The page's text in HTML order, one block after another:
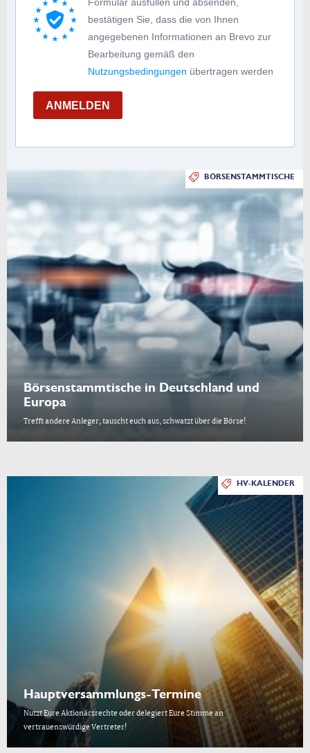
bestätigen Sie, dass die von Ihnen
angegebenen Informationen an Brevo zur
Bearbeitung gemäß den
Nutzungsbedingungen übertragen werden
ANMELDEN
BÖRSENSTAMMTISCHE
Börsenstammtische in Deutschland und
Europa
Trefft andere Anleger, tauscht euch aus, schwatzt über die Börse!
HV-KALENDER
Hauptversammlungs-Termine
Nutzt Eure Aktionärsrechte oder delegiert Eure Stimme an
vertrauenswürdige Vertreter!